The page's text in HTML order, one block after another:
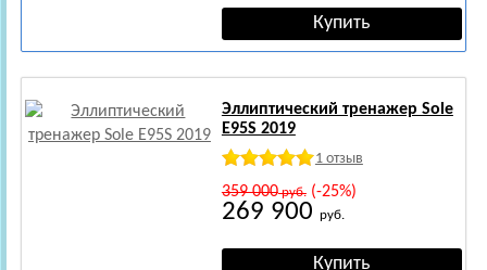
Эллиптический тренажер Sole
E95S 2019
1 отзыв
359 000руб.(-25%)
269 900 руб.